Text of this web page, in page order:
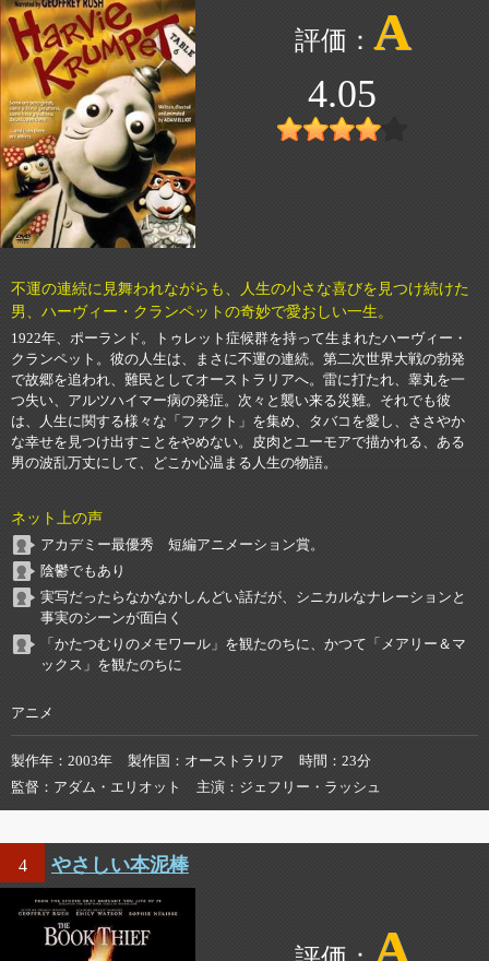
A
4.05
不運の連続に見舞われながらも、人生の小さな喜びを見つけ続けた
男、ハーヴィー・クランペットの奇妙で愛おしい一生。
1922年、ポーランド。トゥレット症候群を持って生まれたハーヴィー・
クランペット。彼の人生は、まさに不運の連続。第二次世界大戦の勃発
で故郷を追われ、難民としてオーストラリアへ。雷に打たれ、睾丸を一
つ失い、アルツハイマー病の発症。次々と襲い来る災難。それでも彼
は、人生に関する様々な「ファクト」を集め、タバコを愛し、ささやか
な幸せを見つけ出すことをやめない。皮肉とユーモアで描かれる、ある
男の波乱万丈にして、どこか心温まる人生の物語。
ネット上の声
アカデミー最優秀 短編アニメーション賞。
陰鬱でもあり
実写だったらなかなかしんどい話だが、シニカルなナレーションと
事実のシーンが面白く
「かたつむりのメモワール」を観たのちに、かつて「メアリー＆マ
ックス」を観たのちに
アニメ
製作年 2003年 製作国 オーストラリア 時間
23分
監督
アダム・エリオット 主演 ジェフリー・ラッシュ
4 やさしい本泥棒
A